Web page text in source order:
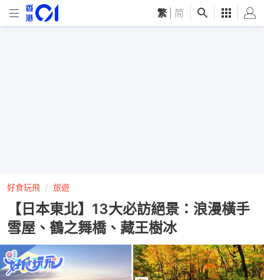
繁 简
好食玩飛 旅遊
【日本東北】13大必訪絕景：浪漫橫手
雪屋、鶴之舞橋、藏王樹冰